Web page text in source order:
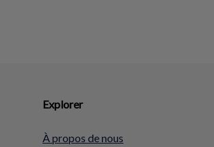
Explorer
À propos de nous